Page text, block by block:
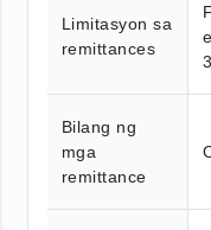
Limitasyon sa
remittances
Bilang ng
mga
remittance